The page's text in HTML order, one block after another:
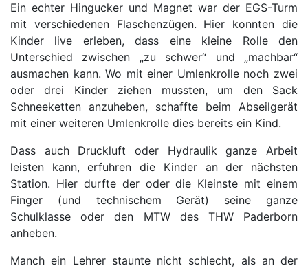
Ein echter Hingucker und Magnet war der EGS-Turm
mit verschiedenen Flaschenzügen. Hier konnten die
Kinder live erleben, dass eine kleine Rolle den
Unterschied zwischen „zu schwer“ und „machbar“
ausmachen kann. Wo mit einer Umlenkrolle noch zwei
oder drei Kinder ziehen mussten, um den Sack
Schneeketten anzuheben, schaffte beim Abseilgerät
mit einer weiteren Umlenkrolle dies bereits ein Kind.
Dass auch Druckluft oder Hydraulik ganze Arbeit
leisten kann, erfuhren die Kinder an der nächsten
Station. Hier durfte der oder die Kleinste mit einem
Finger (und technischem Gerät) seine ganze
Schulklasse oder den MTW des THW Paderborn
anheben.
Manch ein Lehrer staunte nicht schlecht, als an der